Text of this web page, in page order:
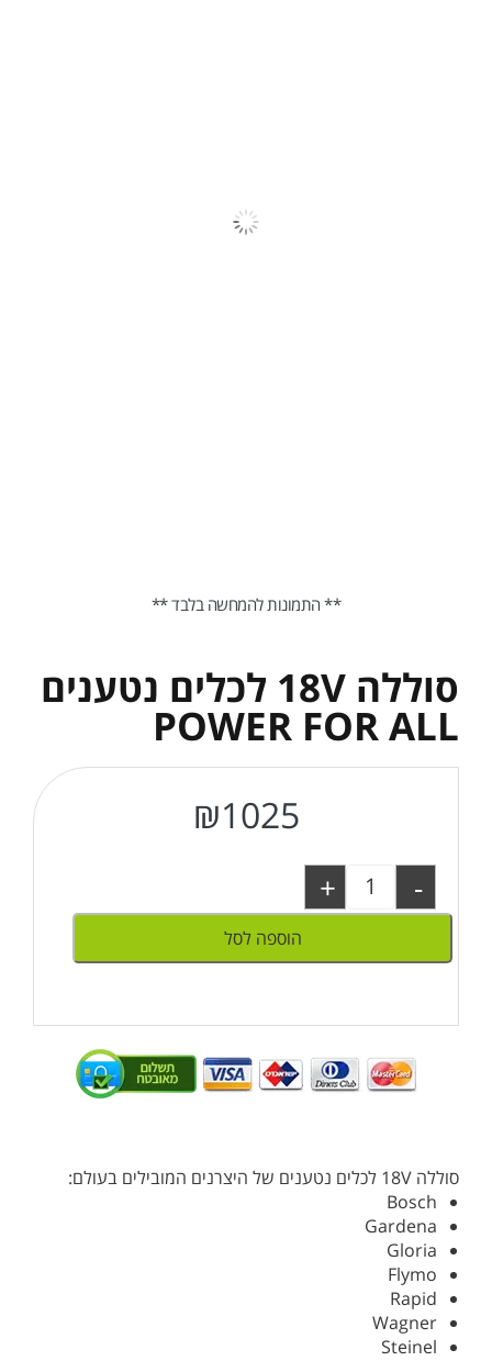
סוללה 18V לכלים נטענים
POWER FOR ALL
₪1025
-
+
הוספה לסל
סוללה 18V לכלים נטענים של היצרנים המובילים בעולם:
Bosch
Gardena
Gloria
Flymo
Rapid
Wagner
Steinel
** התמונות להמחשה בלבד **